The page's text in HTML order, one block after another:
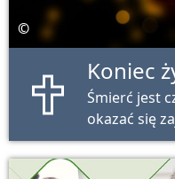
©
Koniec
Śmierć jest
okazać się
rzeczowy i